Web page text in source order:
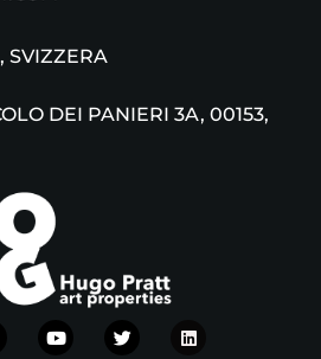
SVIZZERA
DEI PANIERI 3A, 00153,